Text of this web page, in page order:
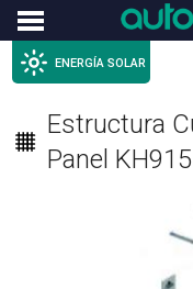
Menu
ENERGÍA SOLAR
Estructura
Panel KH915